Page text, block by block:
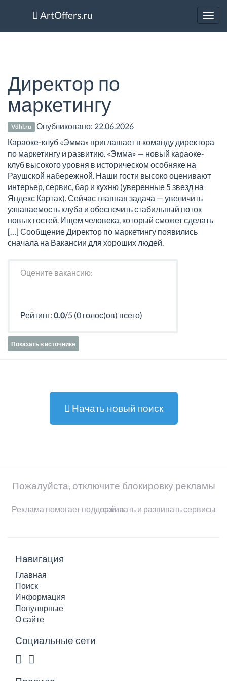
ArtOffers.ru
Директор по
маркетингу
Vdhl.ru Опубликовано: 22.06.2026
Караоке-клуб «Эмма» приглашает в команду директора
по маркетингу и развитию. «Эмма» — новый караоке-
клуб высокого уровня в историческом особняке на
Раушской набережной. Наши гости высоко оценивают
интерьер, сервис, бар и кухню (уверенные 5 звезд на
Яндекс Картах). Сейчас главная задача — увеличить
узнаваемость клуба и обеспечить стабильный поток
новых гостей. Ищем человека, который сможет сделать
[…] Сообщение Директор по маркетингу появились
сначала на Вакансии для хороших людей.
Оцените вакансию:
Рейтинг: 0.0/5 (0 голос(ов) всего)
Показать в источнике
Начать новый поиск
Пожалуйста, отключите блокировку рекламы
Реклама помогает поддерживать и развивать сервисы сайта
Навигация
Главная
Поиск
Информация
Популярные
О сайте
Социальные сети